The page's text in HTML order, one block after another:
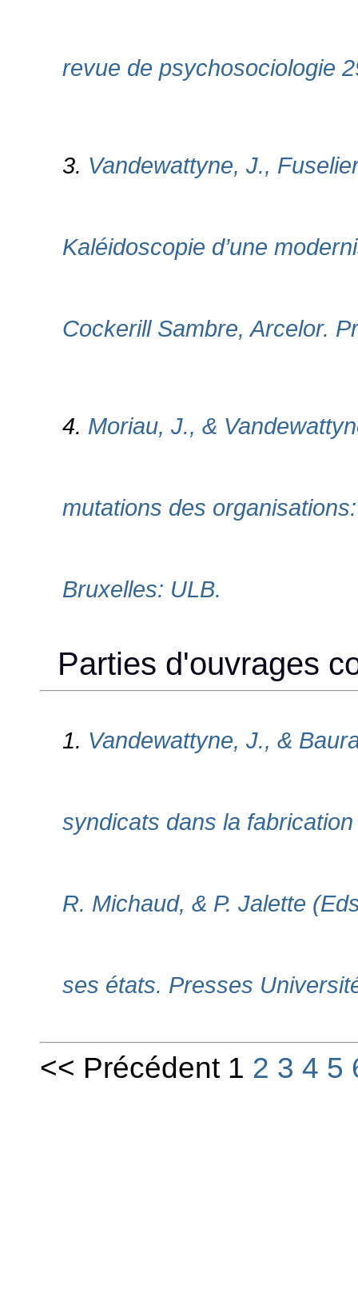
revue de psychosociologie
3. Vandewattyne, J.,
Kaléidoscopie d’une
Cockerill Sambre, Arcelor.
4. Moriau, J., &
mutations des
Bruxelles: ULB.
Parties d'ouvrages
1. Vandewattyne, J., &
syndicats dans la
R. Michaud, & P. Jalette
ses états. Presses
<< Précédent 1 2 3 4 5